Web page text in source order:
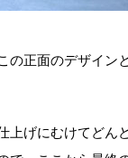
正面のデザイン
げにむけてどん